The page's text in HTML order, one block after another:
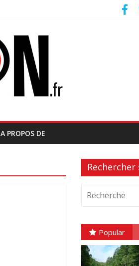
A PROPOS DE
Popular